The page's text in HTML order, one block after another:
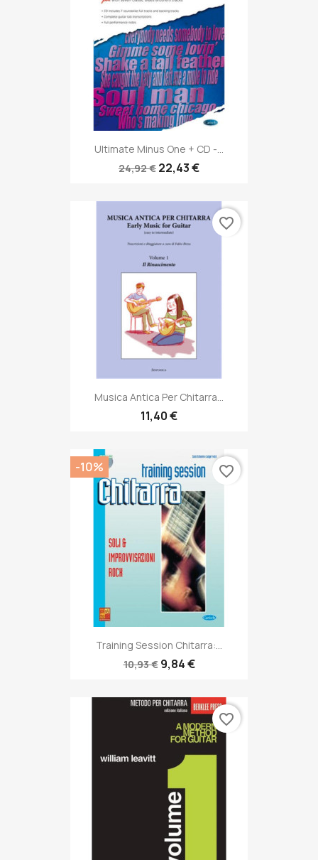
Ultimate Minus One + CD -...
24,92 € 22,43 €
Musica Antica Per Chitarra...
11,40 €
favorite_border
Training Session Chitarra:...
10,93 € 9,84 €
-10% favorite_border
favorite_border